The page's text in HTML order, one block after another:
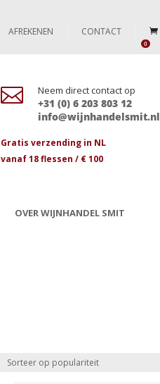
AFREKENEN CONTACT
0
 Neem direct contact op
+31 (0) 6 203 803 12
info@wijnhandelsmit.nl
Gratis verzending in NL
vanaf 18 flessen / € 100
OVER WIJNHANDEL SMIT